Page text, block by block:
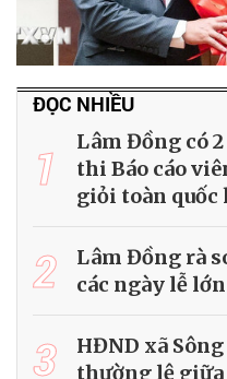
ĐỌC NHIỀU
1
Lâm Đồng có
thi Báo cáo
giỏi toàn quốc
2
Lâm Đồng rà
các ngày lễ
3
HĐND xã
thường lệ giữa